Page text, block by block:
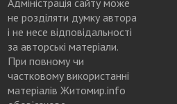
не розділяти думку автора
і не несе відповідальності
за авторські матеріали.
При повному чи
частковому використанні
матеріалів Житомир.info